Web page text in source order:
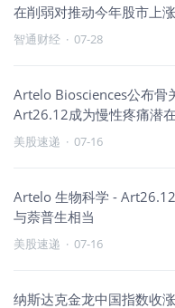
在削弱对推动今年股市上
达克1
智通财经 · 07-28
Artelo Biosciences公布骨
Art26.12成为慢性疼痛潜
美股速递 · 07-16
Artelo 生物科学 -
与萘普生相当
美股速递 · 07-16
纳斯达克金龙中国指数收